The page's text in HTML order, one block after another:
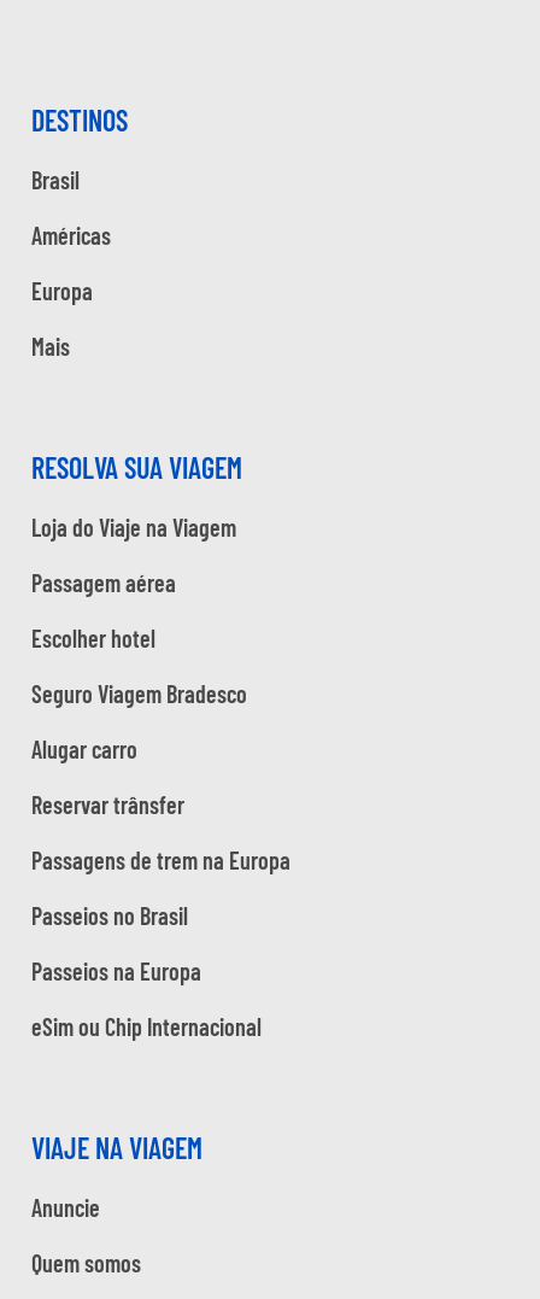
DESTINOS
Brasil
Américas
Europa
Mais
RESOLVA SUA VIAGEM
Loja do Viaje na Viagem
Passagem aérea
Escolher hotel
Seguro Viagem Bradesco
Alugar carro
Reservar trânsfer
Passagens de trem na Europa
Passeios no Brasil
Passeios na Europa
eSim ou Chip Internacional
VIAJE NA VIAGEM
Anuncie
Quem somos